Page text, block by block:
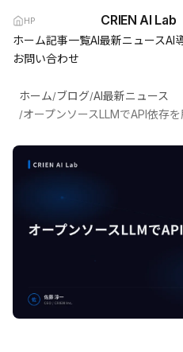
HP CRIEN AI Lab
ホーム記事一覧AI最新ニュースAI
お問い合わせ
ホーム/ブログ/AI最新ニュース
/オープンソースLLMでAPI依存